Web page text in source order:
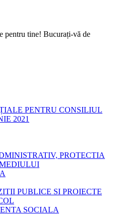
pentru tine! Bucurați-vă de
PENTRU CONSILIUL
2021
PROTECTIA
PUBLICE SI PROIECTE
SOCIALA